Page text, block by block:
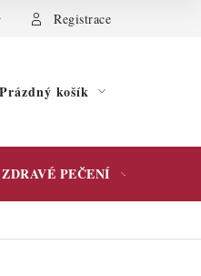
Registrace
Prázdný košík
ZDRAVÉ PEČENÍ